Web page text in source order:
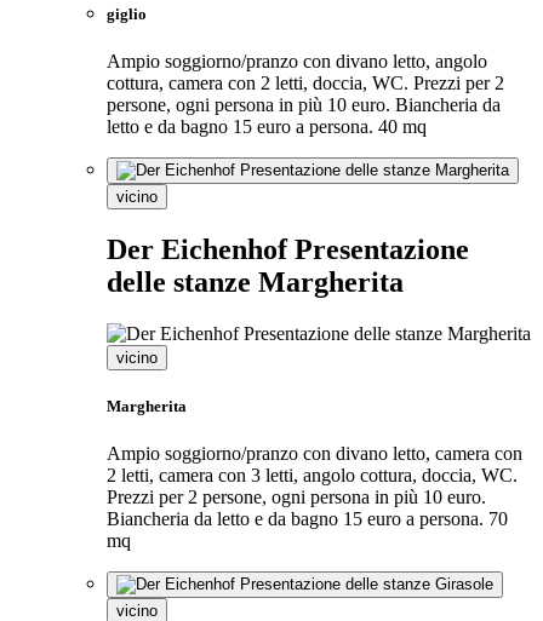
giglio
Ampio soggiorno/pranzo con divano letto, angolo
cottura, camera con 2 letti, doccia, WC. Prezzi per 2
persone, ogni persona in più 10 euro. Biancheria da
letto e da bagno 15 euro a persona. 40 mq
vicino
Der Eichenhof Presentazione
delle stanze Margherita
vicino
Margherita
Ampio soggiorno/pranzo con divano letto, camera con
2 letti, camera con 3 letti, angolo cottura, doccia, WC.
Prezzi per 2 persone, ogni persona in più 10 euro.
Biancheria da letto e da bagno 15 euro a persona. 70
mq
vicino